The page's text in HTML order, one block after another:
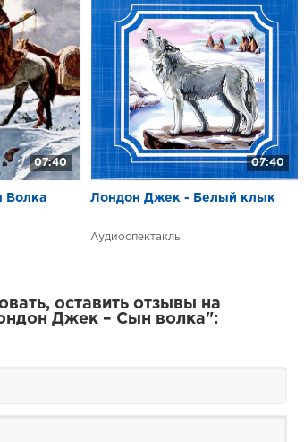
07:40
Волка
07:40
Лондон Джек - Белый клык
Аудиоспектакль
оставить отзывы на
Джек – Сын волка":